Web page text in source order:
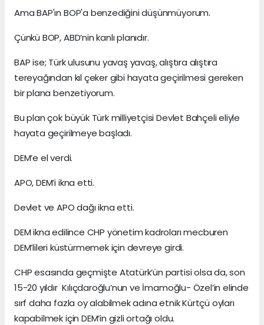
Ama BAP'ın BOP'a benzediğini düşünmüyorum.
Çünkü BOP, ABD’nin kanlı planıdır.
BAP ise; Türk ulusunu yavaş yavaş, alıştıra alıştıra
tereyağından kıl çeker gibi hayata geçirilmesi gereken
bir plana benzetiyorum.
Bu plan çok büyük Türk milliyetçisi Devlet Bahçeli eliyle
hayata geçirilmeye başladı.
DEM’e el verdi.
APO, DEM’i ikna etti.
Devlet ve APO dağı ikna etti.
DEM ikna edilince CHP yönetim kadroları mecburen
DEM’lileri küstürmemek için devreye girdi.
CHP esasında geçmişte Atatürk’ün partisi olsa da, son
15-20 yıldır Kılıçdaroğlu’nun ve İmamoğlu- Özel’in elinde
sırf daha fazla oy alabilmek adına etnik Kürtçü oyları
kapabilmek için DEM’in gizli ortağı oldu.